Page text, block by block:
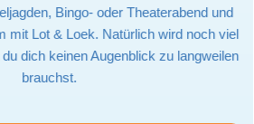
Bingo- oder Theaterabend und
mit Lot & Loek. Natürlich wird noch viel
dich keinen Augenblick zu langweilen
brauchst.